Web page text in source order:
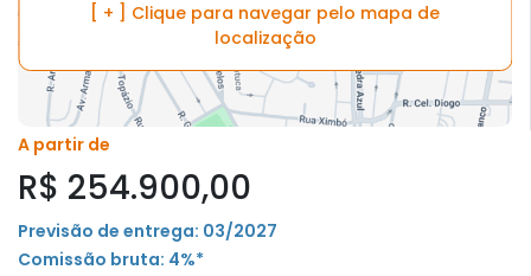
[ + ] Clique para navegar pelo mapa de
localização
A partir de
R$ 254.900,00
Previsão de entrega: 03/2027
Comissão bruta: 4%*